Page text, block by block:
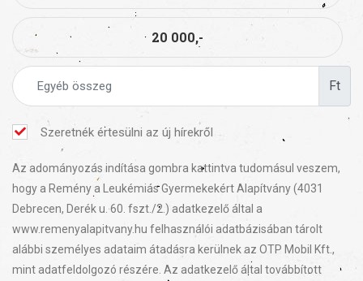
20 000,-
Ft
Szeretnék értesülni az új hírekről
Az adományozás indítása gombra kattintva tudomásul veszem,
hogy a Remény a Leukémiás Gyermekekért Alapítvány (4031
Debrecen, Derék u. 60. fszt./2.) adatkezelő által a
www.remenyalapitvany.hu felhasználói adatbázisában tárolt
alábbi személyes adataim átadásra kerülnek az OTP Mobil Kft.,
mint adatfeldolgozó részére. Az adatkezelő által továbbított